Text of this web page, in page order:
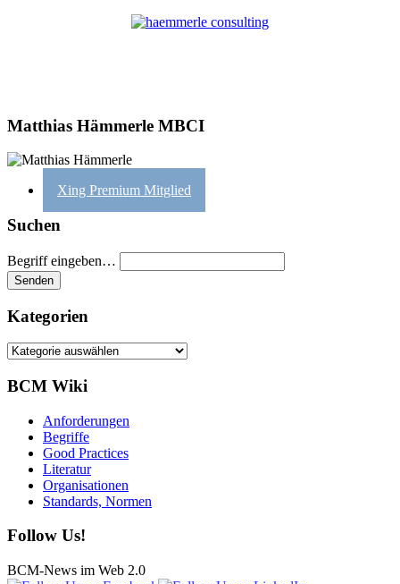
Matthias Hämmerle MBCI
Xing Premium Mitglied
Suchen
Begriff eingeben…
Kategorien
Kategorien
BCM Wiki
Anforderungen
Begriffe
Good Practices
Literatur
Organisationen
Standards, Normen
Follow Us!
BCM-News im Web 2.0